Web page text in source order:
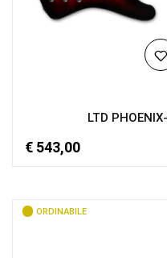
LTD
€ 543,00
ORDINABILE